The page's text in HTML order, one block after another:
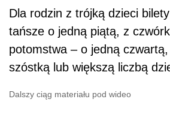
Dla rodzin z trójką dzieci
tańsze o jedną piątą, z
potomstwa – o jedną
szóstką lub większą liczbą
Dalszy ciąg materiału pod wideo